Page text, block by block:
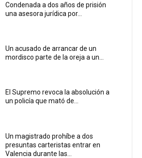
Condenada a dos años de prisión
una asesora jurídica por...
Un acusado de arrancar de un
mordisco parte de la oreja a un...
El Supremo revoca la absolución a
un policía que mató de...
Un magistrado prohíbe a dos
presuntas carteristas entrar en
Valencia durante las...